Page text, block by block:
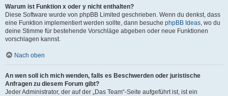
Warum ist Funktion x oder y nicht enthalten?
Diese Software wurde von phpBB Limited geschrieben. Wenn du denkst, dass
eine Funktion implementiert werden sollte, dann besuche phpBB Ideas, wo du
deine Stimme für bestehende Vorschläge abgeben oder neue Funktionen
vorschlagen kannst.
Nach oben
An wen soll ich mich wenden, falls es Beschwerden oder juristische
Anfragen zu diesem Forum gibt?
Jeder Administrator, der auf der „Das Team“-Seite aufgeführt ist, ist ein